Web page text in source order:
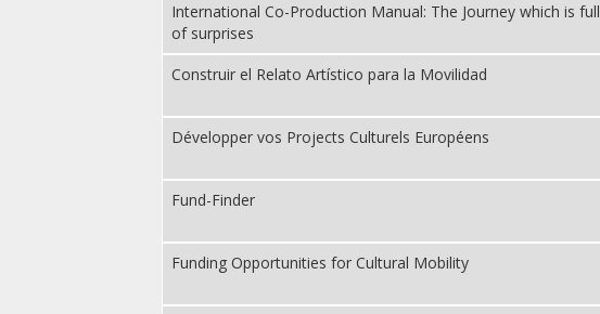
International Co-Production Manual: The Journey which is full
of surprises
Construir el Relato Artístico para la Movilidad
Développer vos Projects Culturels Européens
Fund-Finder
Funding Opportunities for Cultural Mobility